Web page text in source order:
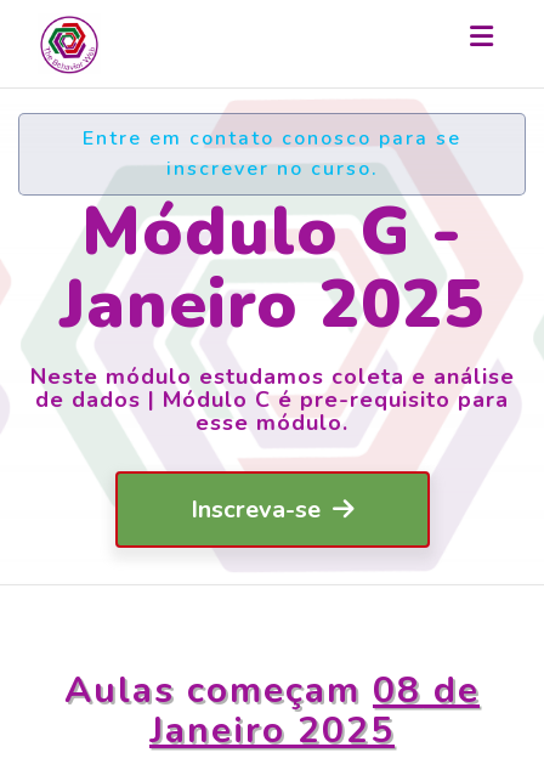
Entre em contato conosco para se
inscrever no curso.
Módulo G -
Janeiro 2025
Neste módulo estudamos coleta e análise
de dados | Módulo C é pre-requisito para
esse módulo.
Inscreva-se
Aulas começam 08 de
Janeiro 2025